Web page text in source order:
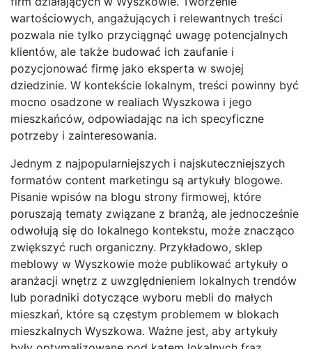
wartościowych, angażujących i relewantnych treści
pozwala nie tylko przyciągnąć uwagę potencjalnych
klientów, ale także budować ich zaufanie i
pozycjonować firmę jako eksperta w swojej
dziedzinie. W kontekście lokalnym, treści powinny być
mocno osadzone w realiach Wyszkowa i jego
mieszkańców, odpowiadając na ich specyficzne
potrzeby i zainteresowania.
Jednym z najpopularniejszych i najskuteczniejszych
formatów content marketingu są artykuły blogowe.
Pisanie wpisów na blogu strony firmowej, które
poruszają tematy związane z branżą, ale jednocześnie
odwołują się do lokalnego kontekstu, może znacząco
zwiększyć ruch organiczny. Przykładowo, sklep
meblowy w Wyszkowie może publikować artykuły o
aranżacji wnętrz z uwzględnieniem lokalnych trendów
lub poradniki dotyczące wyboru mebli do małych
mieszkań, które są częstym problemem w blokach
mieszkalnych Wyszkowa. Ważne jest, aby artykuły